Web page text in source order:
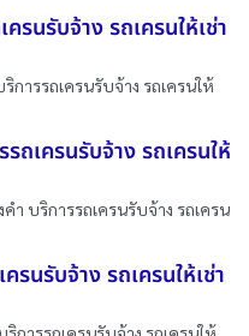
รนรับจ้าง รถเครนให้เช่า
การรถเครนรับจ้าง รถเครนให้
ถเครนรับจ้าง รถเครนให้
ำ บริการรถเครนรับจ้าง รถเครน
รนรับจ้าง รถเครนให้เช่า